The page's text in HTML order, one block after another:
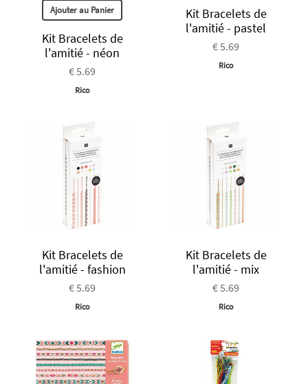
Ajouter au Panier
Kit Bracelets de
l'amitié - néon
€ 5.69
Rico
Kit Bracelets de
l'amitié - pastel
€ 5.69
Rico
Kit Bracelets de
l'amitié - fashion
€ 5.69
Rico
Kit Bracelets de
l'amitié - mix
€ 5.69
Rico